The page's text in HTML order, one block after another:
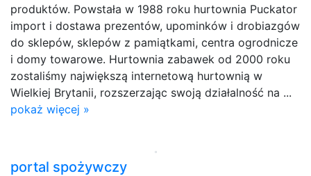
produktów. Powstała w 1988 roku hurtownia Puckator
import i dostawa prezentów, upominków i drobiazgów
do sklepów, sklepów z pamiątkami, centra ogrodnicze
i domy towarowe. Hurtownia zabawek od 2000 roku
zostaliśmy największą internetową hurtownią w
Wielkiej Brytanii, rozszerzając swoją działalność na ...
pokaż więcej »
portal spożywczy